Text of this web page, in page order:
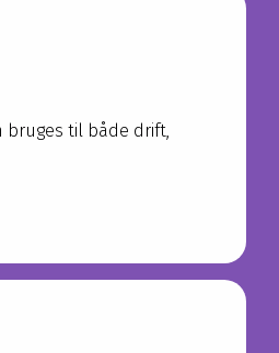
bruges til både drift,